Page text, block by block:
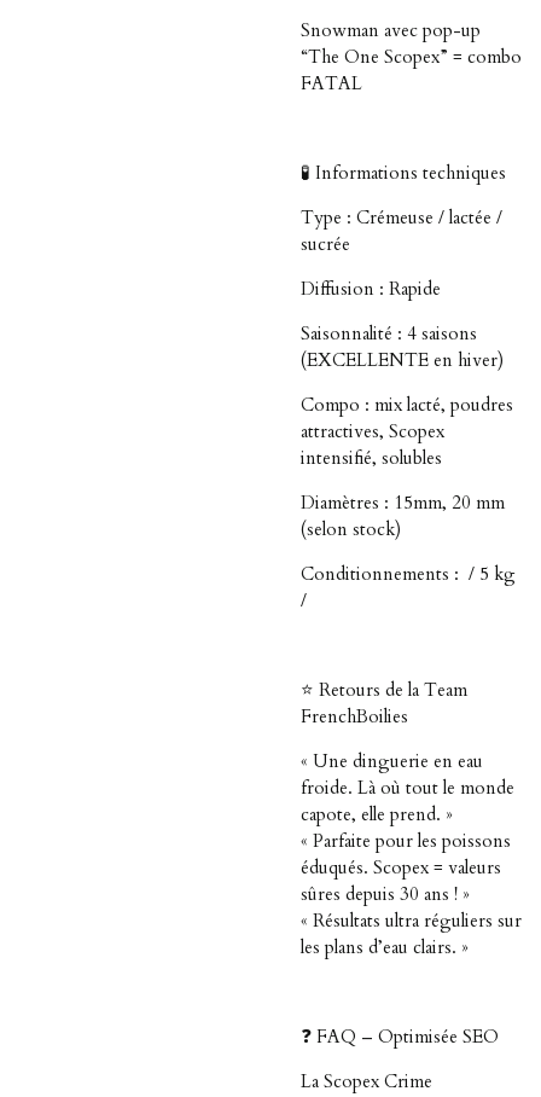
Snowman avec pop-up
“The One Scopex” = combo
FATAL
🧪 Informations techniques
Type : Crémeuse / lactée /
sucrée
Diffusion : Rapide
Saisonnalité : 4 saisons
(EXCELLENTE en hiver)
Compo : mix lacté, poudres
attractives, Scopex
intensifié, solubles
Diamètres : 15mm, 20 mm
(selon stock)
Conditionnements : / 5 kg
/
⭐ Retours de la Team
FrenchBoilies
« Une dinguerie en eau
froide. Là où tout le monde
capote, elle prend. »
« Parfaite pour les poissons
éduqués. Scopex = valeurs
sûres depuis 30 ans ! »
« Résultats ultra réguliers sur
les plans d’eau clairs. »
❓ FAQ – Optimisée SEO
La Scopex Crime